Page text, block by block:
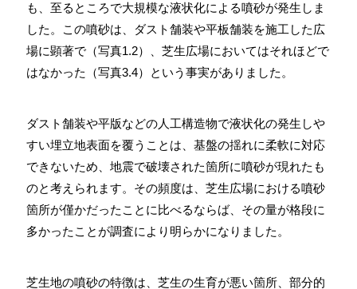
も、至るところで大規模な液状化による噴砂が発生しま
した。この噴砂は、ダスト舗装や平板舗装を施工した広
場に顕著で（写真1.2）、芝生広場においてはそれほどで
はなかった（写真3.4）という事実がありました。
ダスト舗装や平版などの人工構造物で液状化の発生しや
すい埋立地表面を覆うことは、基盤の揺れに柔軟に対応
できないため、地震で破壊された箇所に噴砂が現れたも
のと考えられます。その頻度は、芝生広場における噴砂
箇所が僅かだったことに比べるならば、その量が格段に
多かったことが調査により明らかになりました。
芝生地の噴砂の特徴は、芝生の生育が悪い箇所、部分的